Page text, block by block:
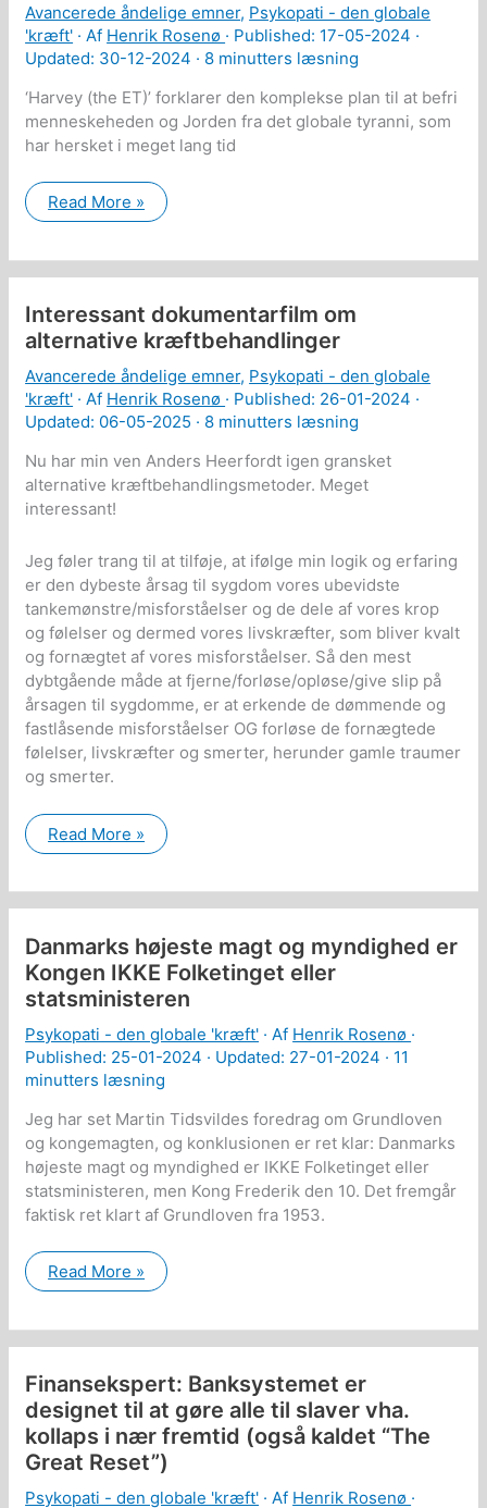
Avancerede åndelige emner, Psykopati - den globale
'kræft' · Af Henrik Rosenø · Published: 17-05-2024 ·
Updated: 30-12-2024 · 8 minutters læsning
‘Harvey (the ET)’ forklarer den komplekse plan til at befri
menneskeheden og Jorden fra det globale tyranni, som
har hersket i meget lang tid
Harvey
(the
for
at
menneskeheden
fra
det
tyranni!
Read More »
Interessant dokumentarfilm om
alternative kræftbehandlinger
Avancerede åndelige emner, Psykopati - den globale
'kræft' · Af Henrik Rosenø · Published: 26-01-2024 ·
Updated: 06-05-2025 · 8 minutters læsning
Nu har min ven Anders Heerfordt igen gransket
alternative kræftbehandlingsmetoder. Meget
interessant!
Jeg føler trang til at tilføje, at ifølge min logik og erfaring
er den dybeste årsag til sygdom vores ubevidste
tankemønstre/misforståelser og de dele af vores krop
og følelser og dermed vores livskræfter, som bliver kvalt
og fornægtet af vores misforståelser. Så den mest
dybtgående måde at fjerne/forløse/opløse/give slip på
årsagen til sygdomme, er at erkende de dømmende og
fastlåsende misforståelser OG forløse de fornægtede
følelser, livskræfter og smerter, herunder gamle traumer
og smerter.
Interessant
dokumentarfilm
kræftbehandlinger
Read More »
Danmarks højeste magt og myndighed er
Kongen IKKE Folketinget eller
statsministeren
Psykopati - den globale 'kræft' · Af Henrik Rosenø ·
Published: 25-01-2024 · Updated: 27-01-2024 · 11
minutters læsning
Jeg har set Martin Tidsvildes foredrag om Grundloven
og kongemagten, og konklusionen er ret klar: Danmarks
højeste magt og myndighed er IKKE Folketinget eller
statsministeren, men Kong Frederik den 10. Det fremgår
faktisk ret klart af Grundloven fra 1953.
Danmarks
højeste
myndighed
er
IKKE
Folketinget
eller
statsministeren
Read More »
Finansekspert: Banksystemet er
designet til at gøre alle til slaver vha.
kollaps i nær fremtid (også kaldet “The
Great Reset”)
Psykopati - den globale 'kræft' · Af Henrik Rosenø ·